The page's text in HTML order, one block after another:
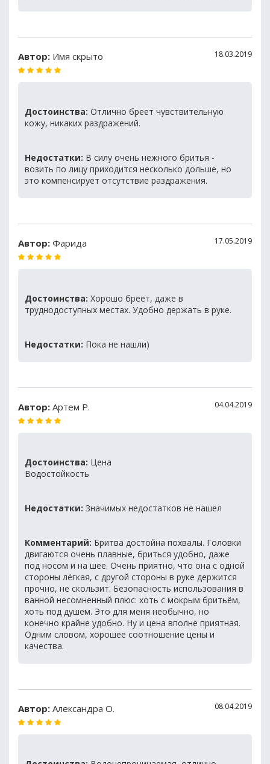
Автор: Имя скрыто 18.03.2019
Достоинства: Отлично бреет чувствительную
кожу, никаких раздражений.
Недостатки: В силу очень нежного бритья -
возить по лицу приходится несколько дольше, но
это компенсирует отсутствие раздражения.
Автор: Фарида 17.05.2019
Достоинства: Хорошо бреет, даже в
труднодоступных местах. Удобно держать в руке.
Недостатки: Пока не нашли)
Автор: Артем Р. 04.04.2019
Достоинства: Цена
Водостойкость
Недостатки: Значимых недостатков не нашел
Комментарий: Бритва достойна похвалы. Головки
двигаются очень плавные, бриться удобно, даже
под носом и на шее. Очень приятно, что она с одной
стороны лёгкая, с другой стороны в руке держится
прочно, не скользит. Безопасность использования в
ванной несомненный плюс: хоть с мокрым бритьём,
хоть под душем. Это для меня необычно, но
конечно крайне удобно. Ну и цена вполне приятная.
Одним словом, хорошее соотношение цены и
качества.
Автор: Александра О. 08.04.2019